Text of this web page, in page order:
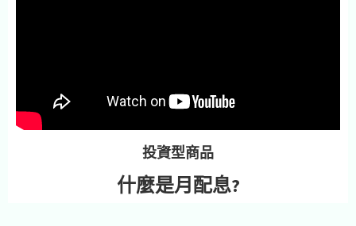
投資型商品
什麼是月配息?